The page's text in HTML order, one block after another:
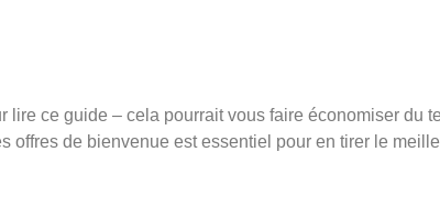
lire ce guide – cela pourrait vous faire économiser du
offres de bienvenue est essentiel pour en tirer le